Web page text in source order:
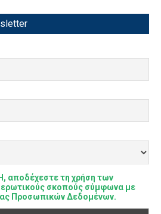
αποδέχεστε τη χρήση των
σκοπούς σύμφωνα με
Προσωπικών Δεδομένων.